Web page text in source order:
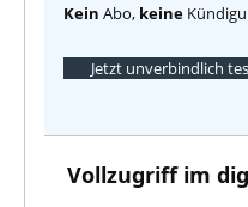
Kein Abo, keine
Jetzt unverbindlich
Vollzugriff im